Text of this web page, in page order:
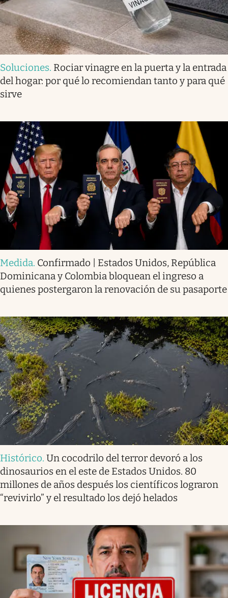
Soluciones. Rociar vinagre en la puerta y la entrada
del hogar: por qué lo recomiendan tanto y para qué
sirve
Medida. Confirmado | Estados Unidos, República
Dominicana y Colombia bloquean el ingreso a
quienes postergaron la renovación de su pasaporte
Histórico. Un cocodrilo del terror devoró a los
dinosaurios en el este de Estados Unidos. 80
millones de años después los científicos lograron
“revivirlo” y el resultado los dejó helados